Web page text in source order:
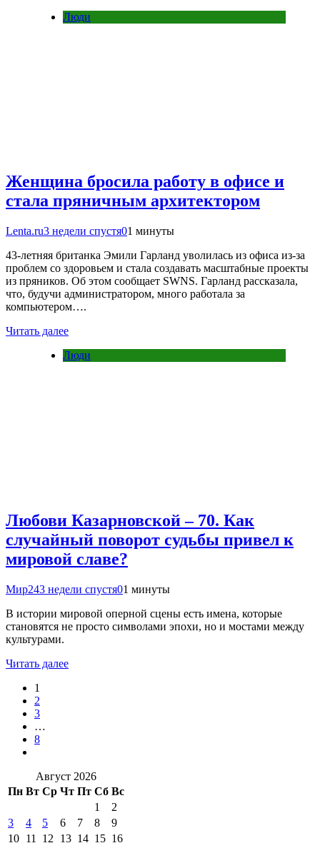
Люди
Женщина бросила работу в офисе и
стала пряничным архитектором
Lenta.ru3 недели спустя01 минуты
43-летняя британка Эмили Гарланд уволилась из офиса из-за
проблем со здоровьем и стала создавать масштабные проекты
из пряников. Об этом сообщает SWNS. Гарланд рассказала,
что, будучи администратором, много работала за
компьютером….
Читать далее
Люди
Любови Казарновской – 70. Как
случайный поворот судьбы привел к
мировой славе?
Мир243 недели спустя01 минуты
В истории мировой оперной сцены есть имена, которые
становятся не просто символами эпохи, но и мостами между
культурами.
Читать далее
1
2
3
…
8
Август 2026
Пн Вт Ср Чт Пт Сб Вс
1
2
3
4 5 6 7 8
9
10 11 12 13 14 15 16